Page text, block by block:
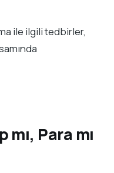
ile ilgili tedbirler,
Para mı